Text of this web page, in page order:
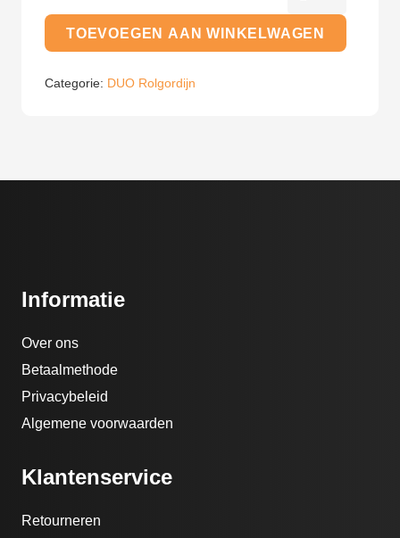
-
Duo
TOEVOEGEN AAN WINKELWAGEN
Categorie: DUO Rolgordijn
Informatie
Over ons
Betaalmethode
Privacybeleid
Algemene voorwaarden
Klantenservice
Retourneren